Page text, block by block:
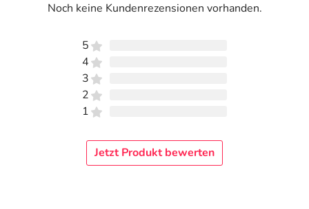
Noch keine Kundenrezensionen vorhanden.
5
4
3
2
1
Jetzt Produkt bewerten